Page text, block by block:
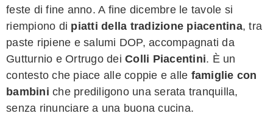
feste di fine anno. A fine dicembre le tavole si
riempiono di piatti della tradizione piacentina, tra
paste ripiene e salumi DOP, accompagnati da
Gutturnio e Ortrugo dei Colli Piacentini. È un
contesto che piace alle coppie e alle famiglie con
bambini che prediligono una serata tranquilla,
senza rinunciare a una buona cucina.